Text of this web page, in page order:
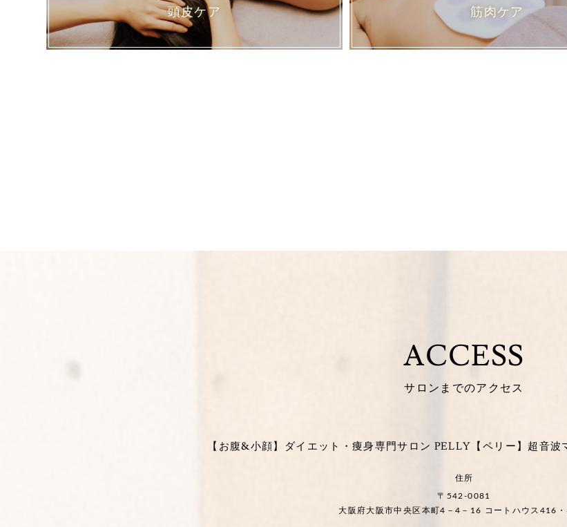
頭皮ケア 筋肉ケア
ACCESS
サロンまでのアクセス
【お腹&小顔】ダイエット・痩身専門サロン PELLY【ペリー】超音
住所
〒542-0081
大阪府大阪市中央区本町4－4－16 コートハウス416